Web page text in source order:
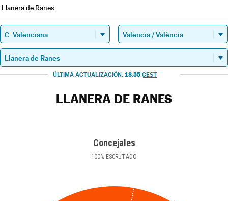
Llanera de Ranes
ÚLTIMA ACTUALIZACIÓN: 18.55 CEST
LLANERA DE RANES
Concejales
100% ESCRUTADO